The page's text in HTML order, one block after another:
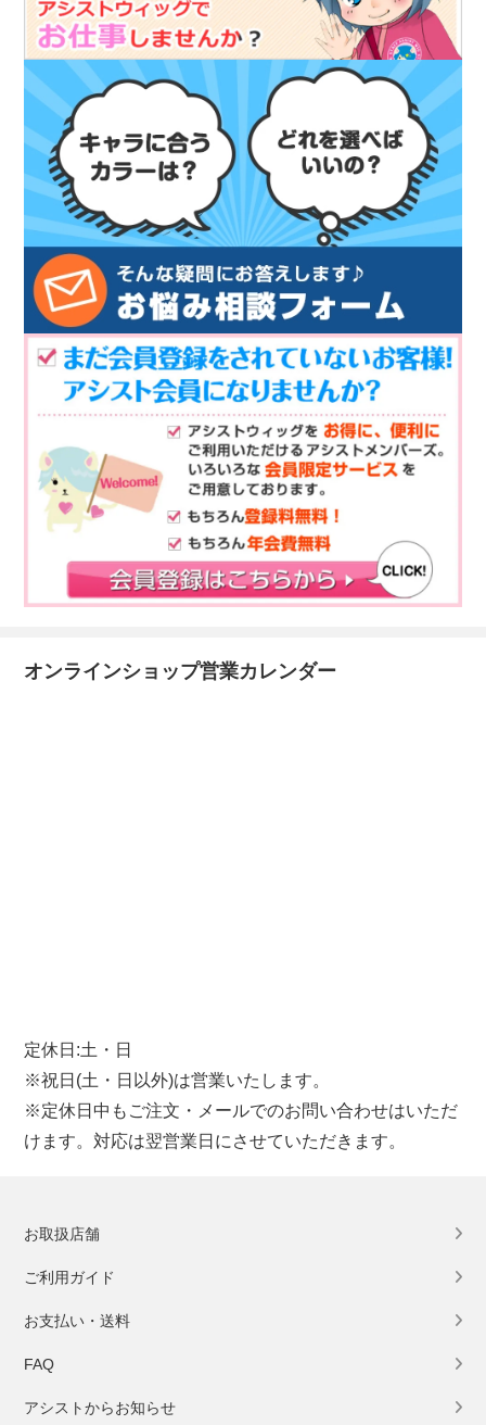
オンラインショップ営業カレンダー
定休日:土・日
※祝日(土・日以外)は営業いたします。
※定休日中もご注文・メールでのお問い合わせはいただ
けます。対応は翌営業日にさせていただきます。
お取扱店舗
ご利用ガイド
お支払い・送料
FAQ
アシストからお知らせ